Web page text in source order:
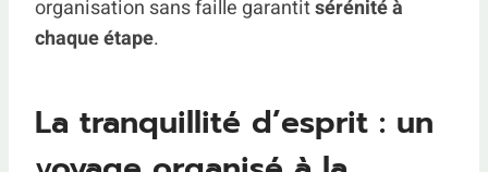
organisation sans faille garantitsérénité à
chaque étape.
La tranquillité d’esprit : un